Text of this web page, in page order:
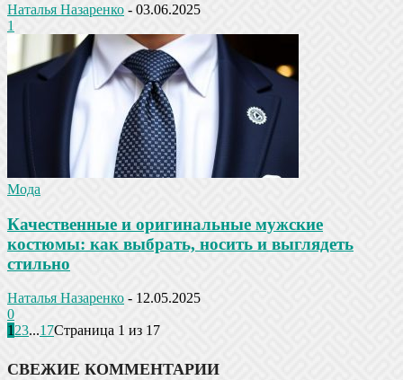
Наталья Назаренко - 03.06.2025
1
Мода
Качественные и оригинальные мужские
костюмы: как выбрать, носить и выглядеть
стильно
Наталья Назаренко - 12.05.2025
0
123...17Страница 1 из 17
СВЕЖИЕ КОММЕНТАРИИ